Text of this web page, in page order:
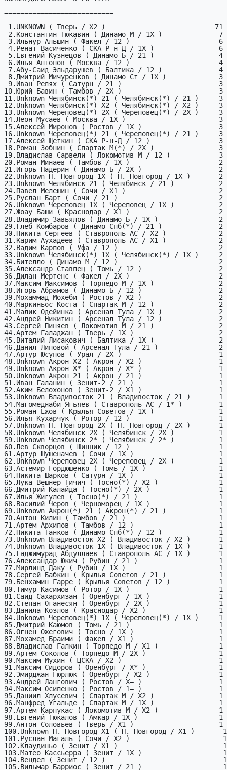
===========================
10.Юрий Бавин ( Тамбов / 2X )                        3
11.Unknown Челябинск(*) 21 ( Челябинск(*) / 21 )     3
12.Unknown Челябинск(*) X2 ( Челябинск(*) / X2 )     3
13.Unknown Череповец(*) 2X ( Череповец(*) / 2X )     3
14.Леон Мусаев ( Москва / 1X )                       3
15.Алексей Миронов ( Ростов / 1X )                   3
16.Unknown Череповец(*) 21 ( Череповец(*) / 21 )     3
17.Алексей Щеткин ( СКА Р-н-Д / 12 )                 3
18.Роман Зобнин ( Спартак М(*) / 2X )                3
19.Владислав Сарвели ( Локомотив М / 12 )            3
20.Роман Минаев ( Тамбов / 1X )                      2
21.Игорь Падерин ( Динамо Б / 2X )                   2
22.Unknown Н. Новгород 1X ( Н. Новгород / 1X )       2
23.Unknown Челябинск 21 ( Челябинск / 21 )           2
24.Павел Мелешин ( Сочи / X1 )                       2
25.Руслан Барт ( Сочи / 21 )                         2
26.Unknown Череповец 1X ( Череповец / 1X )           2
27.Жоау Баши ( Краснодар / X1 )                      2
28.Владимир Завьялов ( Динамо Б / 1X )               2
29.Глеб Комбаров ( Динамо Спб(*) / 21 )              2
30.Никита Сергеев ( Ставрополь АС / X2 )             2
31.Карим Аухадеев ( Ставрополь АС / X1 )             2
32.Вадим Карпов ( Уфа / 12 )                         2
33.Unknown Челябинск(*) 1X ( Челябинск(*) / 1X )     2
34.Бителло ( Динамо М / 12 )                         2
35.Александр Ставпец ( Томь / 12 )                   2
36.Дилан Мертенс ( Факел / 2X )                      2
37.Максим Максимов ( Торпедо М / 1X )                2
38.Игорь Абрамов ( Динамо Б / 12 )                   2
39.Мохаммад Мохеби ( Ростов / X2 )                   2
40.Маркиньос Коста ( Спартак М / 12 )                2
41.Малик Одейинка ( Арсенал Тула / 1X )              2
42.Андрей Никитин ( Арсенал Тула / 12 )              2
43.Сергей Пиняев ( Локомотив М / 21 )                2
44.Артем Галаджан ( Тверь / 1X )                     2
45.Виталий Лисакович ( Балтика / 1X )                2
46.Данил Липовой ( Арсенал Тула / 21 )               2
47.Артур Юсупов ( Урал / 2X )                        1
48.Unknown Акрон X2 ( Акрон / X2 )                   1
49.Unknown Акрон X* ( Акрон / X* )                   1
50.Unknown Акрон 21 ( Акрон / 21 )                   1
51.Иван Галанин ( Зенит-2 / 21 )                     1
52.Аким Белохонов ( Зенит-2 / X1 )                   1
53.Unknown Владивосток 21 ( Владивосток / 21 )       1
54.Магомеднаби Ягьяев ( Ставрополь АС / 1* )         1
55.Роман Ежов ( Крылья Советов / 1X )                1
56.Илья Кухарчук ( Ротор / 12 )                      1
57.Unknown Н. Новгород 2X ( Н. Новгород / 2X )       1
58.Unknown Челябинск 2X ( Челябинск / 2X )           1
59.Unknown Челябинск 2* ( Челябинск / 2* )           1
60.Лев Скворцов ( Шинник / 12 )                      1
61.Артур Шушеначев ( Сочи / 1X )                     1
62.Unknown Череповец 2X ( Череповец / 2X )           1
63.Астемир Гордюшенко ( Томь / 1X )                  1
64.Никита Шарков ( Сатурн / 1X )                     1
65.Лука Вешнер Тичич ( Тосно(*) / X2 )               1
66.Дмитрий Калайда ( Тосно(*) / 2X )                 1
67.Илья Жигулев ( Тосно(*) / 21 )                    1
68.Василий Черов ( Черноморец / 1X )                 1
69.Unknown Акрон(*) 21 ( Акрон(*) / 21 )             1
70.Антон Килин ( Тамбов / 21 )                       1
71.Артем Архипов ( Тамбов / 12 )                     1
72.Никита Танков ( Динамо Спб(*) / 12 )              1
73.Unknown Владивосток X2 ( Владивосток / X2 )       1
74.Unknown Владивосток 1X ( Владивосток / 1X )       1
75.Гаджимурад Абдуллаев ( Ставрополь АС / 1X )       1
76.Александар Юкич ( Рубин / 21 )                    1
77.Мирлинд Даку ( Рубин / 1X )                       1
78.Сергей Бабкин ( Крылья Советов / 21 )             1
79.Бенхамин Гарре ( Крылья Советов / 12 )            1
80.Тимур Касимов ( Ротор / 1X )                      1
81.Саид Сахархизан ( Оренбург / 1X )                 1
82.Степан Оганесян ( Оренбург / 2X )                 1
83.Данила Козлов ( Краснодар / X2 )                  1
84.Unknown Череповец(*) 1X ( Череповец(*) / 1X )     1
85.Дмитрий Каюмов ( Томь / 21 )                      1
86.Огнен Ожегович ( Тосно / 1X )                     1
87.Мохамед Браими ( Факел / X1 )                     1
88.Владислав Галкин ( Торпедо М / X1 )               1
89.Артем Соколов ( Торпедо М / 2X )                  1
90.Максим Мухин ( ЦСКА / X2 )                        1
91.Максим Сидоров ( Оренбург / X* )                  1
92.Эмирджан Гюрлюк ( Оренбург / X2 )                 1
93.Андрей Лангович ( Ростов / X= )                   1
94.Максим Осипенко ( Ростов / 1= )                   1
95.Даниил Хлусевич ( Спартак М / X2 )                1
96.Манфред Угальде ( Спартак М / 1X )                1
97.Артем Карпукас ( Локомотив М / X2 )               1
98.Евгений Тюкалов ( Амкар / 1X )                    1
99.Антон Соловьев ( Тверь / X1 )                     1
100.Unknown Н. Новгород X1 ( Н. Новгород / X1 )       1
101.Руслан Магаль ( Сочи / X2 )                       1
102.Клаудиньо ( Зенит / X1 )                          1
103.Матео Кассьерра ( Зенит / 1X )                    1
104.Вендел ( Зенит / 12 )                             1
105.Вильмар Барриос ( Зенит / 21 )                    1